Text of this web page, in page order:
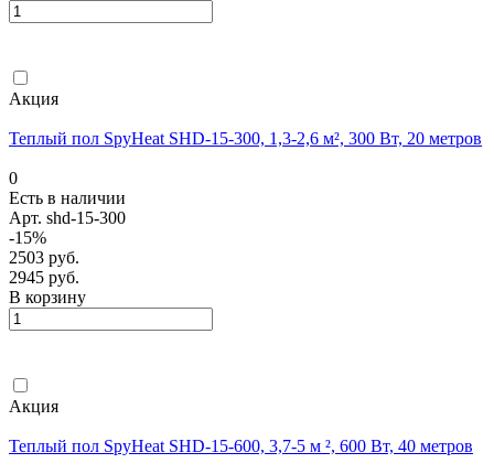
Акция
Теплый пол SpyHeat SHD-15-300, 1,3-2,6 м², 300 Вт, 20 метров
0
Есть в наличии
Арт. shd-15-300
-15%
2503 руб.
2945 руб.
В корзину
Акция
Теплый пол SpyHeat SHD-15-600, 3,7-5 м ², 600 Вт, 40 метров